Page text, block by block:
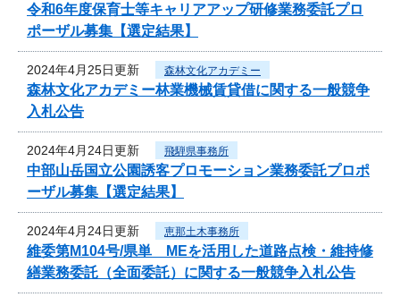
令和6年度保育士等キャリアアップ研修業務委託プロ
ポーザル募集【選定結果】
2024年4月25日更新 森林文化アカデミー
森林文化アカデミー林業機械賃貸借に関する一般競争
入札公告
2024年4月24日更新 飛騨県事務所
中部山岳国立公園誘客プロモーション業務委託プロポ
ーザル募集【選定結果】
2024年4月24日更新 恵那土木事務所
維委第M104号/県単 MEを活用した道路点検・維持修
繕業務委託（全面委託）に関する一般競争入札公告